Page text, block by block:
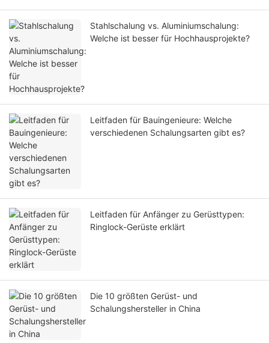
Stahlschalung vs. Aluminiumschalung:
Welche ist besser für Hochhausprojekte?
Leitfaden für Bauingenieure: Welche
verschiedenen Schalungsarten gibt es?
Leitfaden für Anfänger zu Gerüsttypen:
Ringlock-Gerüste erklärt
Die 10 größten Gerüst- und
Schalungshersteller in China